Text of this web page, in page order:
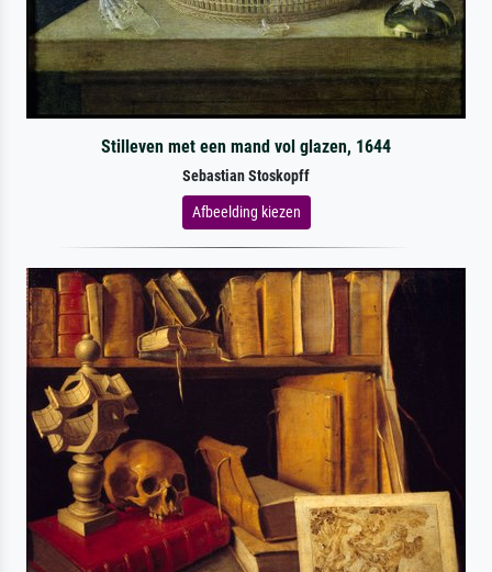
Stilleven met een mand vol glazen, 1644
Sebastian Stoskopff
Afbeelding kiezen